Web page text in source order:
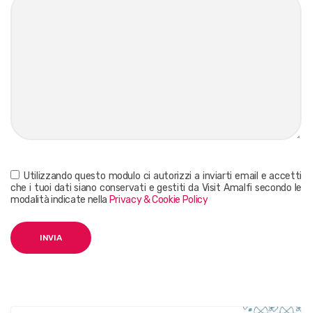
Utilizzando questo modulo ci autorizzi a inviarti email e accetti
che i tuoi dati siano conservati e gestiti da Visit Amalfi secondo le
modalità indicate nella Privacy & Cookie Policy